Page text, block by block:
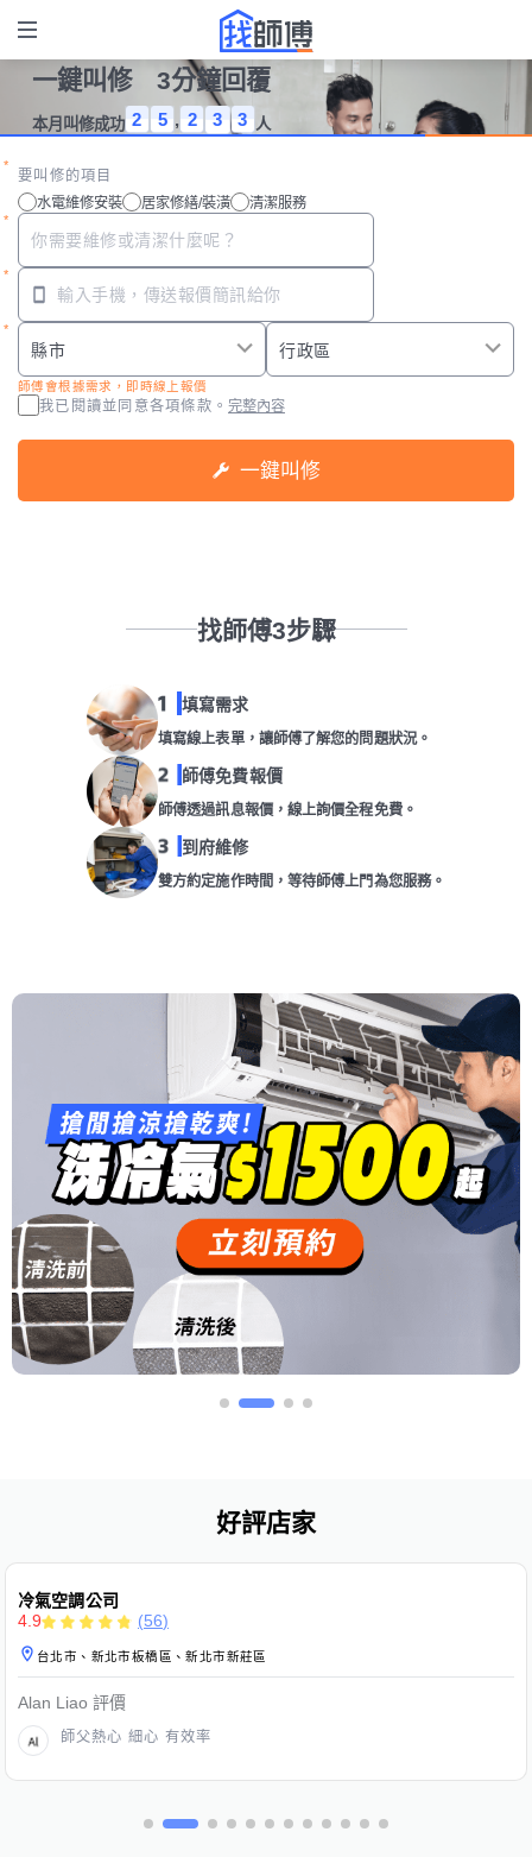
一鍵叫修 3分鐘回覆
本月叫修成功 2 5 , 2 3 3 人
要叫修的項目
水電維修安裝
居家修繕/裝潢 清潔服務
師傅會根據需求，即時線上報價
我已閱讀並同意各項條款。 完整內容
一鍵叫修
找師傅3步驟
填寫需求
填寫線上表單，讓師傅了解您的問題狀況。
師傅免費報價
師傅透過訊息報價，線上詢價全程免費。
到府維修
雙方約定施作時間，等待師傅上門為您服務。
好評店家
冷氣空調公司
4.9
(56)
台北市、新北市板橋區、新北市新莊區
Alan Liao 評價
師父熱心 細心 有效率